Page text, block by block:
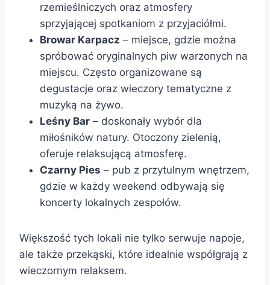
rzemieślniczych oraz atmosfery
sprzyjającej spotkaniom z przyjaciółmi.
Browar Karpacz – miejsce, gdzie można
spróbować oryginalnych piw warzonych na
miejscu. Często organizowane są
degustacje oraz wieczory tematyczne z
muzyką na żywo.
Leśny Bar – doskonały wybór dla
miłośników natury. Otoczony zielenią,
oferuje relaksującą atmosferę.
Czarny Pies – pub z przytulnym wnętrzem,
gdzie w każdy weekend odbywają się
koncerty lokalnych zespołów.
Większość tych lokali nie tylko serwuje napoje,
ale także przekąski, które idealnie współgrają z
wieczornym relaksem.